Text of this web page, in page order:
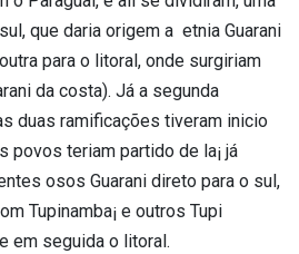
que daria origem a etnia Guarani
para o litoral, onde surgiriam
da costa). Já a segunda
duas ramificações tiveram ini­cio
povos teriam partido de la¡ já
osos Guarani direto para o sul,
Tupinamba¡ e outros Tupi
em seguida o litoral.